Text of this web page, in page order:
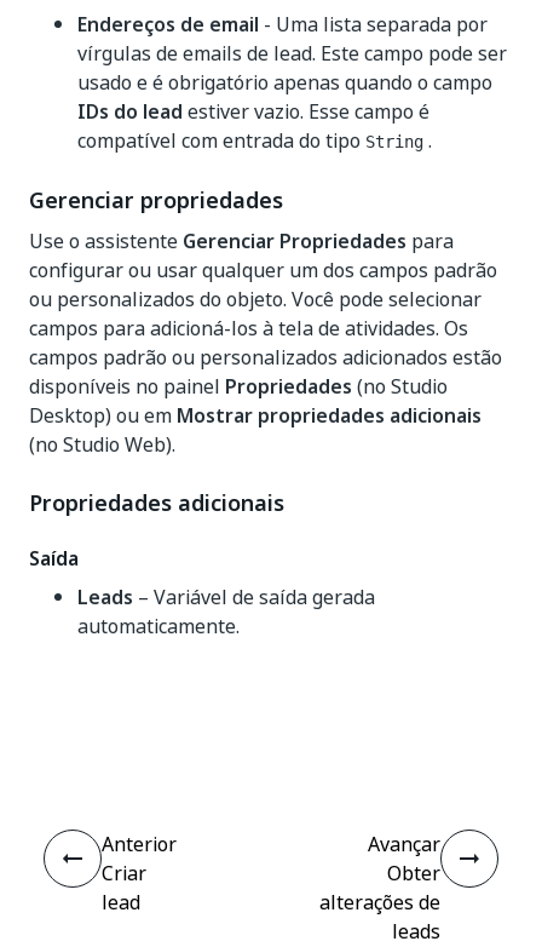
Endereços de email - Uma lista separada por
vírgulas de emails de lead. Este campo pode ser
usado e é obrigatório apenas quando o campo
IDs do lead estiver vazio. Esse campo é
compatível com entrada do tipo String .
Gerenciar propriedades
Use o assistente Gerenciar Propriedades para
configurar ou usar qualquer um dos campos padrão
ou personalizados do objeto. Você pode selecionar
campos para adicioná-los à tela de atividades. Os
campos padrão ou personalizados adicionados estão
disponíveis no painel Propriedades (no Studio
Desktop) ou em Mostrar propriedades adicionais
(no Studio Web).
Propriedades adicionais
Saída
Leads – Variável de saída gerada
automaticamente.
Anterior
Criar
lead
Avançar
Obter
alterações de
leads